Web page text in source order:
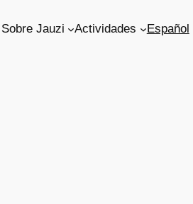
Sobre Jauzi Actividades Español